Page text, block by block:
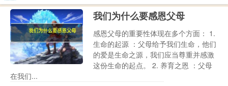
我们为什么要感恩父母
感恩父母的重要性体现在多个方面： 1.
生命的起源 ：父母给予我们生命，他们
的爱是生命之源，我们应当尊重并感激
这份生命的起点。 2. 养育之恩 ：父母
在我们...